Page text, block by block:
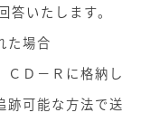
いたします。
場合
Ｄ－Ｒに格納し
跡可能な方法で送